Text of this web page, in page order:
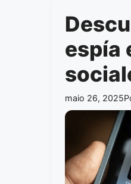
espía
maio 26, 2025